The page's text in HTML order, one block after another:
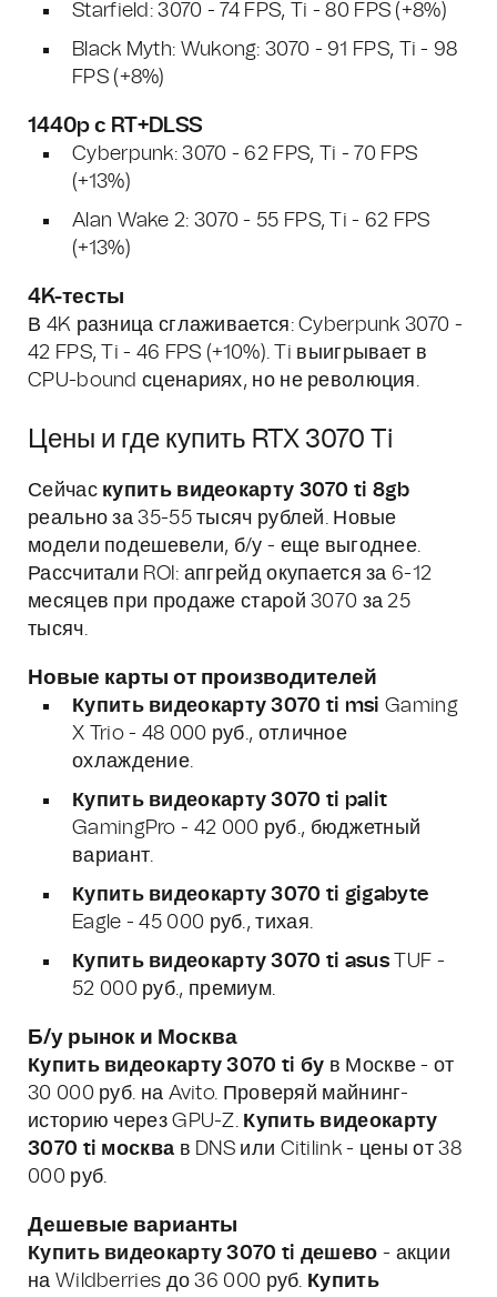
Starfield: 3070 - 74 FPS, Ti - 80 FPS (+8%)
Black Myth: Wukong: 3070 - 91 FPS, Ti - 98
FPS (+8%)
1440p с RT+DLSS
Cyberpunk: 3070 - 62 FPS, Ti - 70 FPS
(+13%)
Alan Wake 2: 3070 - 55 FPS, Ti - 62 FPS
(+13%)
4K-тесты
В 4K разница сглаживается: Cyberpunk 3070 -
42 FPS, Ti - 46 FPS (+10%). Ti выигрывает в
CPU-bound сценариях, но не революция.
Цены и где купить RTX 3070 Ti
Сейчас купить видеокарту 3070 ti 8gb
реально за 35-55 тысяч рублей. Новые
модели подешевели, б/у - еще выгоднее.
Рассчитали ROI: апгрейд окупается за 6-12
месяцев при продаже старой 3070 за 25
тысяч.
Новые карты от производителей
Купить видеокарту 3070 ti msi Gaming
X Trio - 48 000 руб., отличное
охлаждение.
Купить видеокарту 3070 ti palit
GamingPro - 42 000 руб., бюджетный
вариант.
Купить видеокарту 3070 ti gigabyte
Eagle - 45 000 руб., тихая.
Купить видеокарту 3070 ti asus TUF -
52 000 руб., премиум.
Б/у рынок и Москва
Купить видеокарту 3070 ti бу в Москве - от
30 000 руб. на Avito. Проверяй майнинг-
историю через GPU-Z. Купить видеокарту
3070 ti москва в DNS или Citilink - цены от 38
000 руб.
Дешевые варианты
Купить видеокарту 3070 ti дешево - акции
на Wildberries до 36 000 руб. Купить